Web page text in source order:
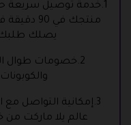
1.خدمة توصيل سريعة
منتجك في
يصلك طلبك
2.خصومات طوال
3.إمكانية التواصل
عالم يلا ماركت من